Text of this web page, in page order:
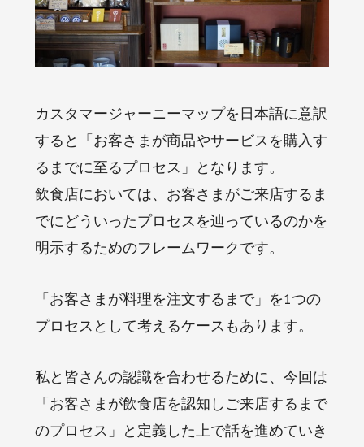
カスタマージャーニーマップを日本語に意訳
すると「お客さまが商品やサービスを購入す
るまでに至るプロセス」となります。
飲食店においては、お客さまがご来店するま
でにどういったプロセスを辿っているのかを
明示するためのフレームワークです。
「お客さまが料理を注文するまで」を1つの
プロセスとして考えるケースもあります。
私と皆さんの認識を合わせるために、今回は
「お客さまが飲食店を認知しご来店するまで
のプロセス」と定義した上で話を進めていき